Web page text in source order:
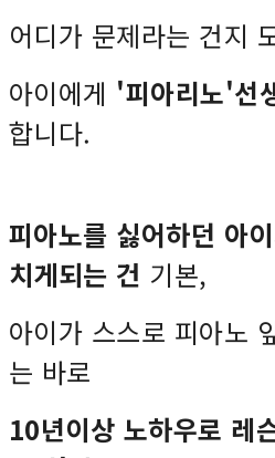
어디가 문제라는 건지
아이에게 '피아리노'선
합니다.
피아노를 싫어하던 아
치게되는 건 기본,
아이가 스스로 피아노
는 바로
10년이상 노하우로 레